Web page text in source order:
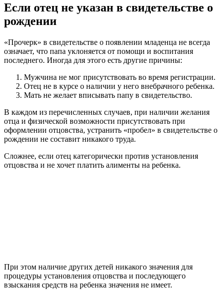
Если отец не указан в свидетельстве о
рождении
«Прочерк» в свидетельстве о появлении младенца не всегда
означает, что папа уклоняется от помощи и воспитания
последнего. Иногда для этого есть другие причины:
Мужчина не мог присутствовать во время регистрации.
Отец не в курсе о наличии у него внебрачного ребенка.
Мать не желает вписывать папу в свидетельство.
В каждом из перечисленных случаев, при наличии желания
отца и физической возможности присутствовать при
оформлении отцовства, устранить «пробел» в свидетельстве о
рождении не составит никакого труда.
Сложнее, если отец категорически против установления
отцовства и не хочет платить алименты на ребенка.
При этом наличие других детей никакого значения для
процедуры установления отцовства и последующего
взыскания средств на ребенка значения не имеет.